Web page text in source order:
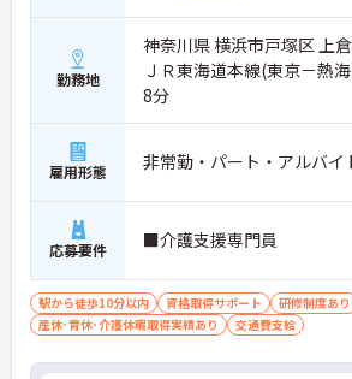
勤務地
神奈川県 横浜市戸塚区 上
ＪＲ東海道本線(東京－熱
8分
雇用形態 非常勤・パート・アルバイ
応募要件 ■介護支援専門員
駅から徒歩10分以内 資格取得サポート
研修制度あり
産休･育休･介護休暇取得実績あり
交通費支給